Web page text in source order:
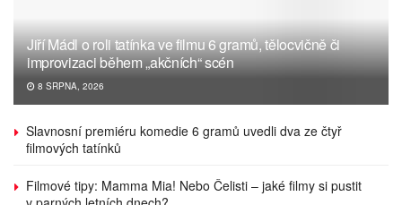
Jiří Mádl o roli tatínka ve filmu 6 gramů, tělocvičně či
improvizaci během „akčních“ scén
8 SRPNA, 2026
Slavnosní premiéru komedie 6 gramů uvedli dva ze čtyř
filmových tatínků
Filmové tipy: Mamma Mia! Nebo Čelisti – jaké filmy si pustit